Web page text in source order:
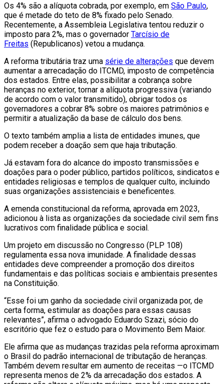
Os 4% são a alíquota cobrada, por exemplo, em São Paulo,
que é metade do teto de 8% fixado pelo Senado.
Recentemente, a Assembleia Legislativa tentou reduzir o
imposto para 2%, mas o governador Tarcísio de
Freitas (Republicanos) vetou a mudança.
A reforma tributária traz uma série de alterações que devem
aumentar a arrecadação do ITCMD, imposto de competência
dos estados. Entre elas, possibilitar a cobrança sobre
heranças no exterior, tornar a alíquota progressiva (variando
de acordo com o valor transmitido), obrigar todos os
governadores a cobrar 8% sobre os maiores patrimônios e
permitir a atualização da base de cálculo dos bens.
O texto também amplia a lista de entidades imunes, que
podem receber a doação sem que haja tributação.
Já estavam fora do alcance do imposto transmissões e
doações para o poder público, partidos políticos, sindicatos e
entidades religiosas e templos de qualquer culto, incluindo
suas organizações assistenciais e beneficentes.
A emenda constitucional da reforma, aprovada em 2023,
adicionou à lista as organizações da sociedade civil sem fins
lucrativos com finalidade pública e social.
Um projeto em discussão no Congresso (PLP 108)
regulamenta essa nova imunidade. A finalidade dessas
entidades deve compreender a promoção dos direitos
fundamentais e das políticas sociais e ambientais presentes
na Constituição.
“Esse foi um ganho da sociedade civil organizada por, de
certa forma, estimular as doações para essas causas
relevantes”, afirma o advogado Eduardo Szazi, sócio do
escritório que fez o estudo para o Movimento Bem Maior.
Ele afirma que as mudanças trazidas pela reforma aproximam
o Brasil do padrão internacional de tributação de heranças.
Também devem resultar em aumento de receitas —o ITCMD
representa menos de 2% da arrecadação dos estados. A